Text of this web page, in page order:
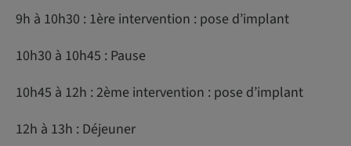
9h à 10h30 : 1ère intervention : pose d’implant
10h30 à 10h45 : Pause
10h45 à 12h : 2ème intervention : pose d’implant
12h à 13h : Déjeuner